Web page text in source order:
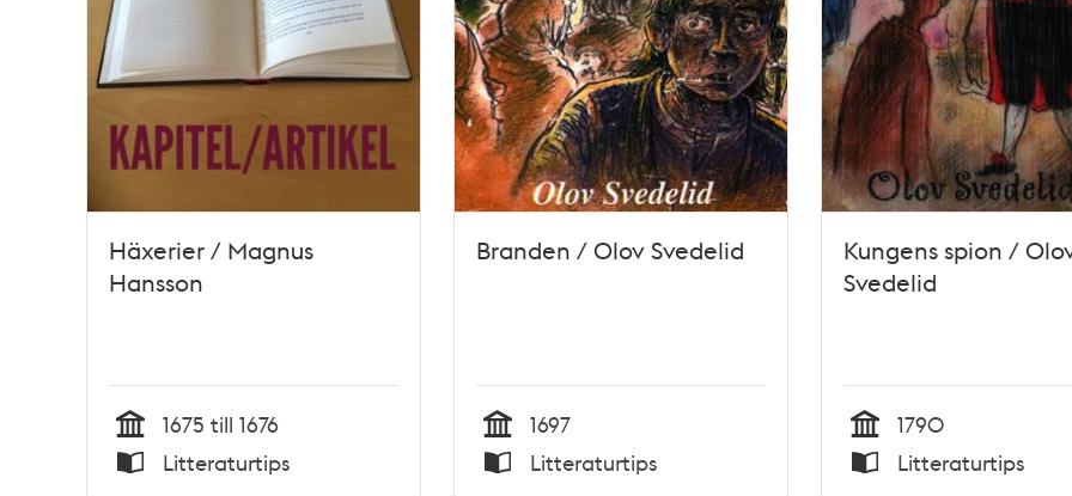
Häxerier / Magnus
Hansson
Tid
1675 till 1676
Litteraturtips
Branden / Olov Svedelid
Tid
1697
Litteraturtips
Kungens spion /
Svedelid
Tid
1790
Litteraturtips